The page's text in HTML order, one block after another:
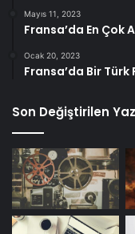
Mayıs 11, 2023
Fransa’da En Çok
Ocak 20, 2023
Fransa’da Bir Türk
Son Değiştirilen